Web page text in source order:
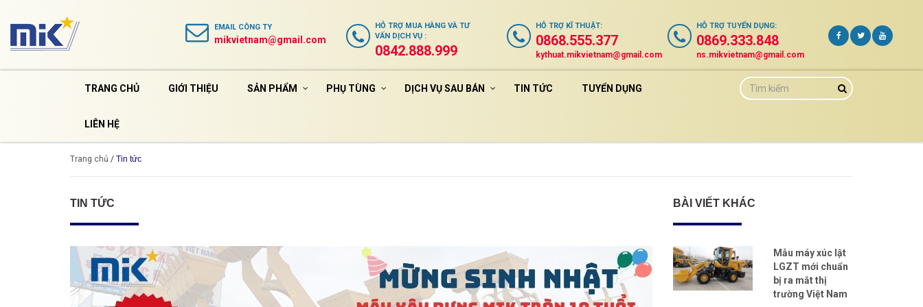
HỖ TRỢ TUYỂN DỤNG:
0869.333.848
ns.mikvietnam@gmail.com
HỖ TRỢ KĨ THUẬT:
0868.555.377
kythuat.mikvietnam@gmail.com
HỖ TRỢ MUA HÀNG VÀ TƯ
VẤN DỊCH VỤ :
0842.888.999
EMAIL CÔNG TY
mikvietnam@gmail.com
TRANG CHỦ GIỚI THIỆU SẢN PHẨM PHỤ TÙNG DỊCH VỤ SAU BÁN TIN TỨC TUYỂN DỤNG
LIÊN HỆ
Trang chủ / Tin tức
TIN TỨC BÀI VIẾT KHÁC
Mẫu máy xúc lật
LGZT mới chuẩn
bị ra mắt thị
trường Việt Nam